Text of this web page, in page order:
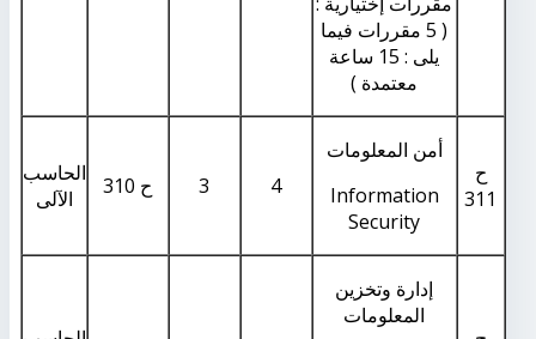
( 5 مقررات فيما
يلى : 15 ساعة
معتمدة )
ح
311
أمن المعلومات
Information
Security
4
3 ح 310
الحاسب
الآلى
إدارة وتخزين
المعلومات